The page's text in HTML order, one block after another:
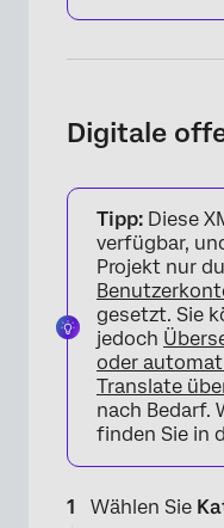
Digitale
Tipp: Diese
verfügbar,
Projekt nur
gesetzt. Sie
jedoch
oder
Translate
nach Bedarf.
finden Sie in
Wählen Sie